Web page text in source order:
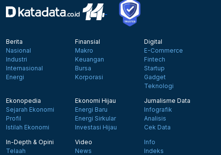
Berita
Nasional
Industri
Internasional
Energi
Finansial
Makro
Keuangan
Bursa
Korporasi
Digital
E-Commerce
Fintech
Startup
Gadget
Teknologi
Ekonopedia
Sejarah Ekonomi
Profil
Istilah Ekonomi
Ekonomi Hijau
Energi Baru
Energi Sirkular
Investasi Hijau
Jurnalisme Data
Infografik
Analisis
Cek Data
In-Depth & Opini
Telaah
Video
News
Info
Indeks